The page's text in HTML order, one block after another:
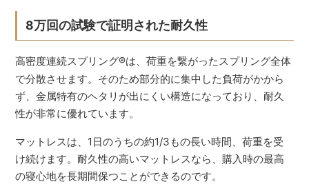
8万回の試験で証明された耐久性
高密度連続スプリング®は、荷重を繋がったスプリング全体
で分散させます。そのため部分的に集中した負荷がかから
ず、金属特有のヘタリが出にくい構造になっており、耐久
性が非常に優れています。
マットレスは、1日のうちの約1/3もの長い時間、荷重を受
け続けます。耐久性の高いマットレスなら、購入時の最高
の寝心地を長期間保つことができるのです。